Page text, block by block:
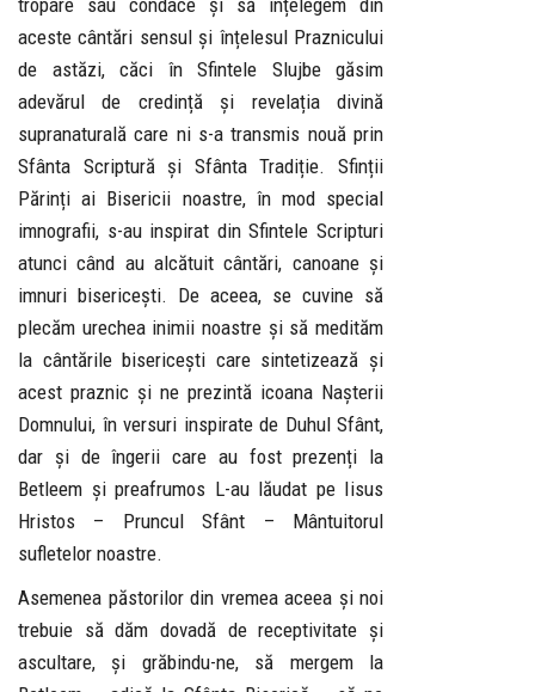
tropare sau condace și să înțelegem din
aceste cântări sensul și înțelesul Praznicului
de astăzi, căci în Sfintele Slujbe găsim
adevărul de credință și revelația divină
supranaturală care ni s-a transmis nouă prin
Sfânta Scriptură și Sfânta Tradiție. Sfinții
Părinți ai Bisericii noastre, în mod special
imnografii, s-au inspirat din Sfintele Scripturi
atunci când au alcătuit cântări, canoane și
imnuri bisericești. De aceea, se cuvine să
plecăm urechea inimii noastre și să medităm
la cântările bisericești care sintetizează și
acest praznic și ne prezintă icoana Nașterii
Domnului, în versuri inspirate de Duhul Sfânt,
dar și de îngerii care au fost prezenți la
Betleem și preafrumos L-au lăudat pe Iisus
Hristos – Pruncul Sfânt – Mântuitorul
sufletelor noastre.
Asemenea păstorilor din vremea aceea și noi
trebuie să dăm dovadă de receptivitate și
ascultare, și grăbindu-ne, să mergem la